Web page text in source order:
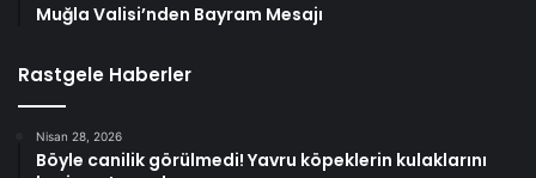
Muğla Valisi’nden Bayram Mesajı
Rastgele Haberler
Nisan 28, 2026
Böyle canilik görülmedi! Yavru köpeklerin kulaklarını